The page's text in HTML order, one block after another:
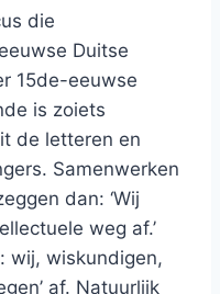
die
Duitse
15de-eeuwse
is zoiets
de letteren en
Samenwerken
dan: ‘Wij
weg af.’
wij, wiskundigen,
af. Natuurlijk